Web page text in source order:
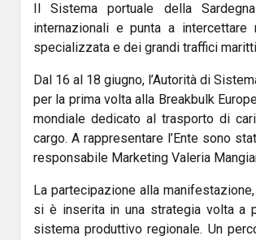
Il Sistema portuale della
internazionali e punta a
specializzata e dei grandi traffici
Dal 16 al 18 giugno, l’Autorità di
per la prima volta alla Breakbulk
mondiale dedicato al trasporto di
cargo. A rappresentare l’Ente sono
responsabile Marketing Valeria
La partecipazione alla
si è inserita in una strategia volta a
sistema produttivo regionale. Un